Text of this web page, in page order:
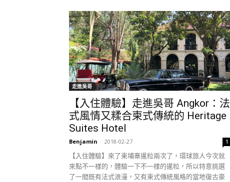
走進吳哥
【入住體驗】走進吳哥 Angkor：法
式風情又糅合柬式傳統的 Heritage
Suites Hotel
Benjamin - 2018-02-27 1
【入住體驗】來了柬埔寨暹粒兩次了，環球旅人今次就
來點不一樣的，體驗一下不一樣的暹粒，所以特意挑選
了一間既有法式浪漫，又有柬式傳統風格的當地復古豪